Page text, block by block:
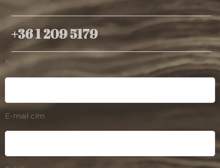
+36 1 209 5179
Név
E-mail cím